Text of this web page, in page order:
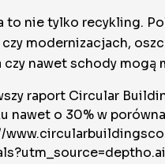
to nie tylko recykling.
modernizacjach,
czy nawet schody mogą
raport Circular
nawet o 30% w